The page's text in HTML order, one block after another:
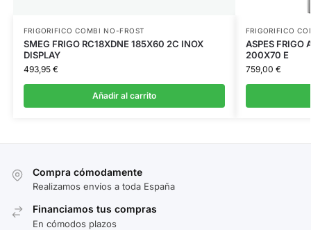
FRIGORIFICO COMBI NO-FROST
SMEG FRIGO RC18XDNE 185X60 2C INOX
DISPLAY
493,95 €
Añadir al carrito
FRIGORIFICO
ASPES FRIGO
200X70 E
759,00 €
Compra cómodamente
Realizamos envíos a toda España
Financiamos tus compras
En cómodos plazos